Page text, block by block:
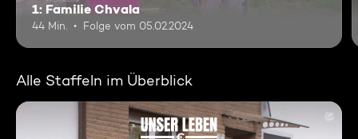
1: Familie Chvala
44 Min. Folge vom 05.02.2024
Alle Staffeln im Überblick